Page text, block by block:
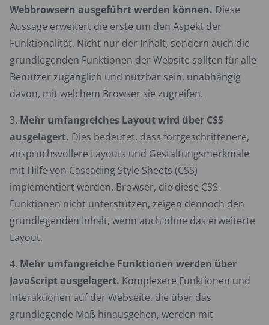
Webbrowsern ausgeführt werden können. Diese
Aussage erweitert die erste um den Aspekt der
Funktionalität. Nicht nur der Inhalt, sondern auch die
grundlegenden Funktionen der Website sollten für alle
Benutzer zugänglich und nutzbar sein, unabhängig
davon, mit welchem Browser sie zugreifen.
Mehr umfangreiches Layout wird über CSS
ausgelagert. Dies bedeutet, dass fortgeschrittenere,
anspruchsvollere Layouts und Gestaltungsmerkmale
mit Hilfe von Cascading Style Sheets (CSS)
implementiert werden. Browser, die diese CSS-
Funktionen nicht unterstützen, zeigen dennoch den
grundlegenden Inhalt, wenn auch ohne das erweiterte
Layout.
Mehr umfangreiche Funktionen werden über
JavaScript ausgelagert. Komplexere Funktionen und
Interaktionen auf der Webseite, die über das
grundlegende Maß hinausgehen, werden mit